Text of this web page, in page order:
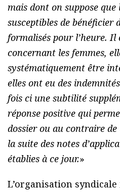
mais dont on suppose que
susceptibles de bénéficier
formalisés pour l’heure. Il
concernant les femmes,
systématiquement être
elles ont eu des
fois ci une subtilité
réponse positive qui
dossier ou au contraire
la suite des notes
établies à ce jour.»
L’organisation syndicale